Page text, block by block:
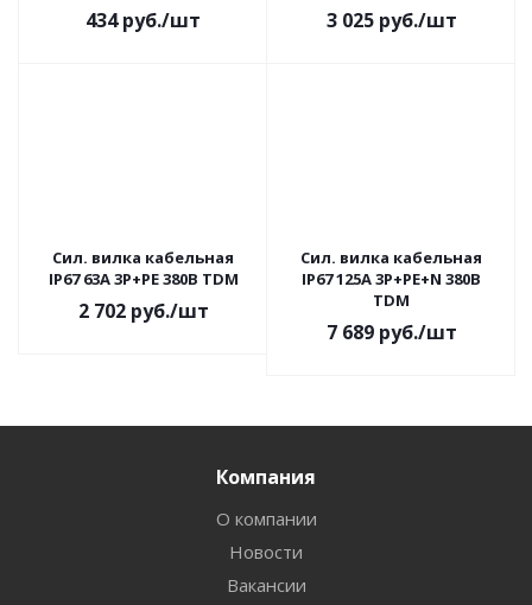
434руб./шт 3 025руб./шт
Сил. вилка кабельная
IP67 63А 3Р+РЕ 380В TDM
2 702руб./шт
Сил. вилка кабельная
IP67 125А 3Р+РЕ+N 380В
TDM
7 689руб./шт
Компания
О компании
Новости
Вакансии